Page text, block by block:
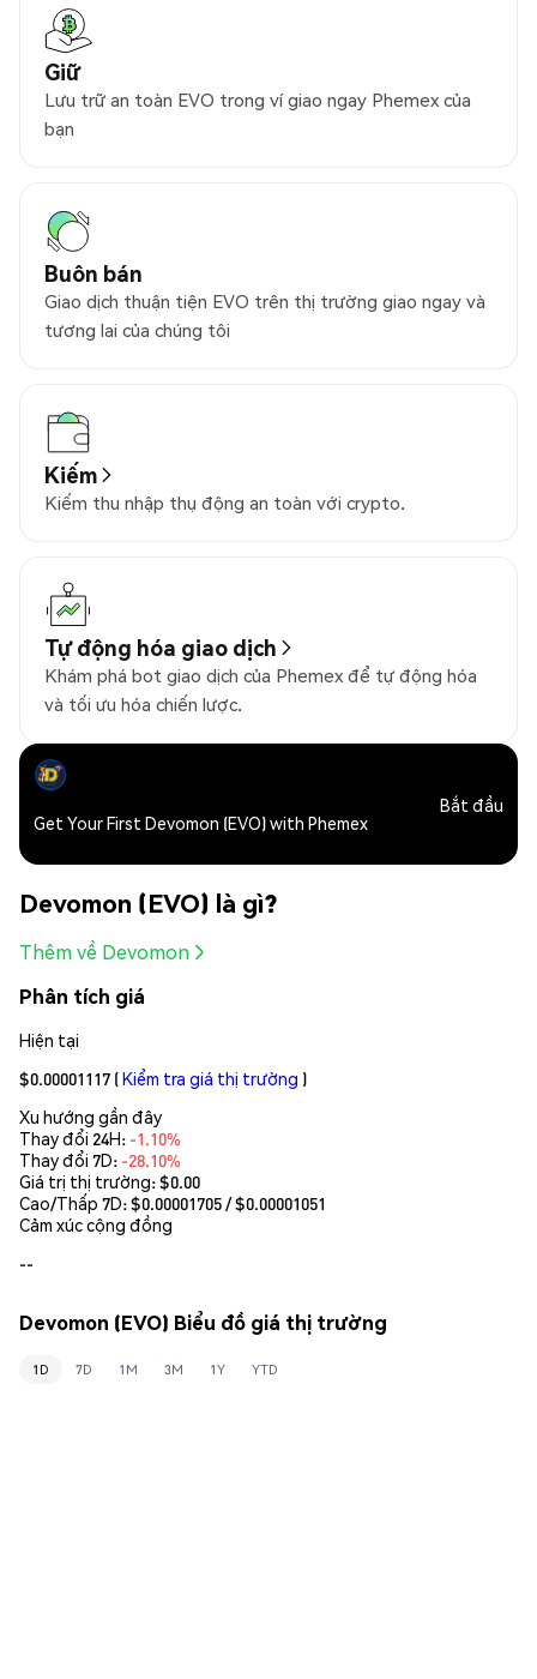
Giữ
Lưu trữ an toàn EVO trong ví giao ngay Phemex của
bạn
Buôn bán
Giao dịch thuận tiện EVO trên thị trường giao ngay và
tương lai của chúng tôi
Kiếm
Kiếm thu nhập thụ động an toàn với crypto.
Tự động hóa giao dịch
Khám phá bot giao dịch của Phemex để tự động hóa
và tối ưu hóa chiến lược.
Get Your First Devomon (EVO) with Phemex
Bắt đầu
Devomon (EVO) là gì?
Thêm về Devomon
Phân tích giá
Hiện tại
$0.00001117 (Kiểm tra giá thị trường )
Xu hướng gần đây
Thay đổi 24H: -1.10%
Thay đổi 7D: -28.10%
Giá trị thị trường:$0.00
Cao/Thấp 7D: $0.00001705/ $0.00001051
Cảm xúc cộng đồng
--
Devomon (EVO) Biểu đồ giá thị trường
1D 7D 1M 3M 1Y YTD